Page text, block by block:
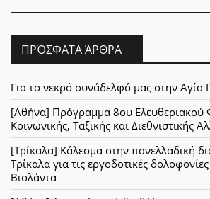
ΠΡΌΣΦΑΤΑ ΆΡΘΡΑ
Για το νεκρό συνάδελφό μας στην Αγία
[Αθήνα] Πρόγραμμα 8ου Ελευθεριακού
Κοινωνικής, Ταξικής και Διεθνιστικής
[Τρίκαλα] Κάλεσμα στην πανελλαδική
Τρίκαλα για τις εργοδοτικές
Βιολάντα